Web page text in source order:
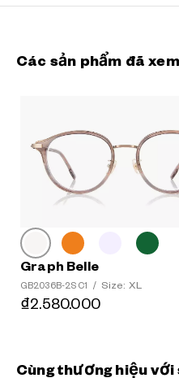
Các sản phẩm đã
Graph Belle
GB2036B-2S C1 / Size: XL
₫2.580.000
Cùng thương hiệu với